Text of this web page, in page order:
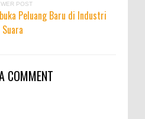
POST
Peluang Baru di Industri
Suara
COMMENT